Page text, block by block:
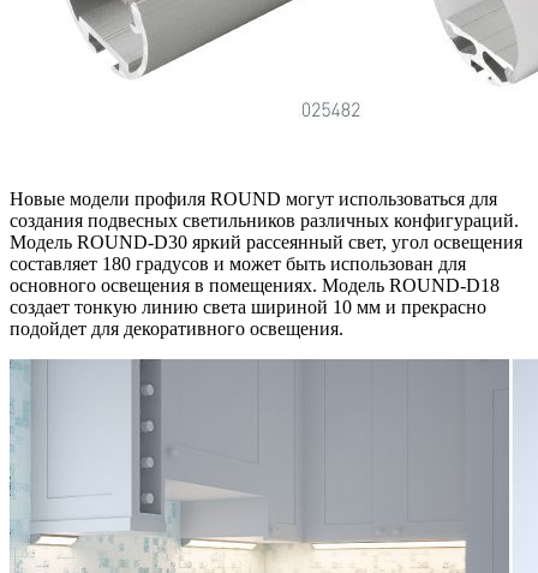
Новые модели профиля ROUND могут использоваться для
создания подвесных светильников различных конфигураций.
Модель ROUND-D30 яркий рассеянный свет, угол освещения
составляет 180 градусов и может быть использован для
основного освещения в помещениях. Модель ROUND-D18
создает тонкую линию света шириной 10 мм и прекрасно
подойдет для декоративного освещения.